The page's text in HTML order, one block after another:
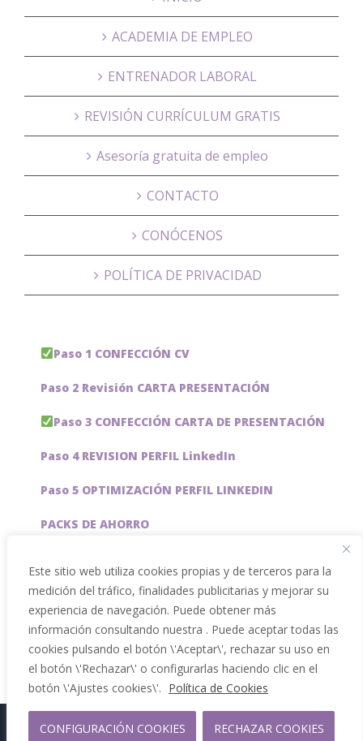
Este sitio web utiliza cookies propias y de terceros para la
medición del tráfico, finalidades publicitarias y mejorar su
experiencia de navegación. Puede obtener más
información consultando nuestra . Puede aceptar todas las
cookies pulsando el botón \'Aceptar\', rechazar su uso en
el botón \'Rechazar\' o configurarlas haciendo clic en el
botón \'Ajustes cookies\'. Política de Cookies
CONFIGURACIÓN COOKIES RECHAZAR COOKIES
ACADEMIA DE EMPLEO
ENTRENADOR LABORAL
REVISIÓN CURRÍCULUM GRATIS
Asesoría gratuita de empleo
CONTACTO
CONÓCENOS
POLÍTICA DE PRIVACIDAD
Paso 1 CONFECCIÓN CV
Paso 2 Revisión CARTA PRESENTACIÓN
Paso 3 CONFECCIÓN CARTA DE PRESENTACIÓN
Paso 4 REVISION PERFIL LinkedIn
Paso 5 OPTIMIZACIÓN PERFIL LINKEDIN
PACKS DE AHORRO
Servicios especiales
Copyright 2012 - 2026 |